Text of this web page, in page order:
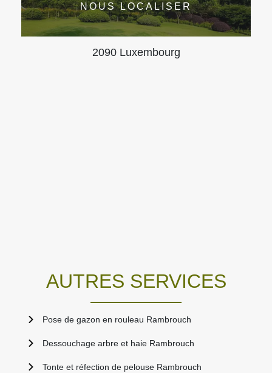
NOUS LOCALISER
2090 Luxembourg
AUTRES SERVICES
Pose de gazon en rouleau Rambrouch
Dessouchage arbre et haie Rambrouch
Tonte et réfection de pelouse Rambrouch